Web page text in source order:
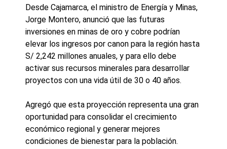
Desde Cajamarca, el ministro de Energía y Minas,
Jorge Montero, anunció que las futuras
inversiones en minas de oro y cobre podrían
elevar los ingresos por canon para la región hasta
S/ 2,242 millones anuales, y para ello debe
activar sus recursos minerales para desarrollar
proyectos con una vida útil de 30 o 40 años.
Agregó que esta proyección representa una gran
oportunidad para consolidar el crecimiento
económico regional y generar mejores
condiciones de bienestar para la población.